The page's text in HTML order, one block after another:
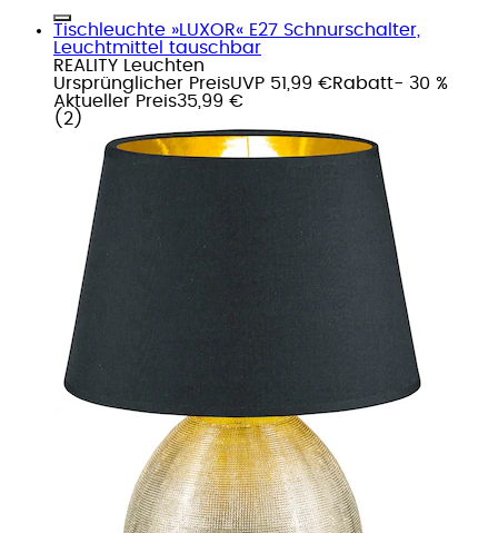
Tischleuchte »LUXOR« E27 Schnurschalter,
Leuchtmittel tauschbar
REALITY Leuchten
Ursprünglicher PreisUVP 51,99 €Rabatt- 30 %
Aktueller Preis35,99 €
( 2 )